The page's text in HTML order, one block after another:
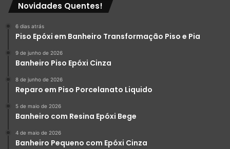
Novidades Quentes!
6 dias atrás
Piso Epóxi em Banheiro Transformação Piso e Pia
9 de junho de 2026
Banheiro Piso Epóxi Cinza
8 de junho de 2026
Reparo em Piso Porcelanato Liquido
5 de maio de 2026
Banheiro com Resina Epóxi Bege
4 de maio de 2026
Banheiro Pequeno com Epóxi Cinza